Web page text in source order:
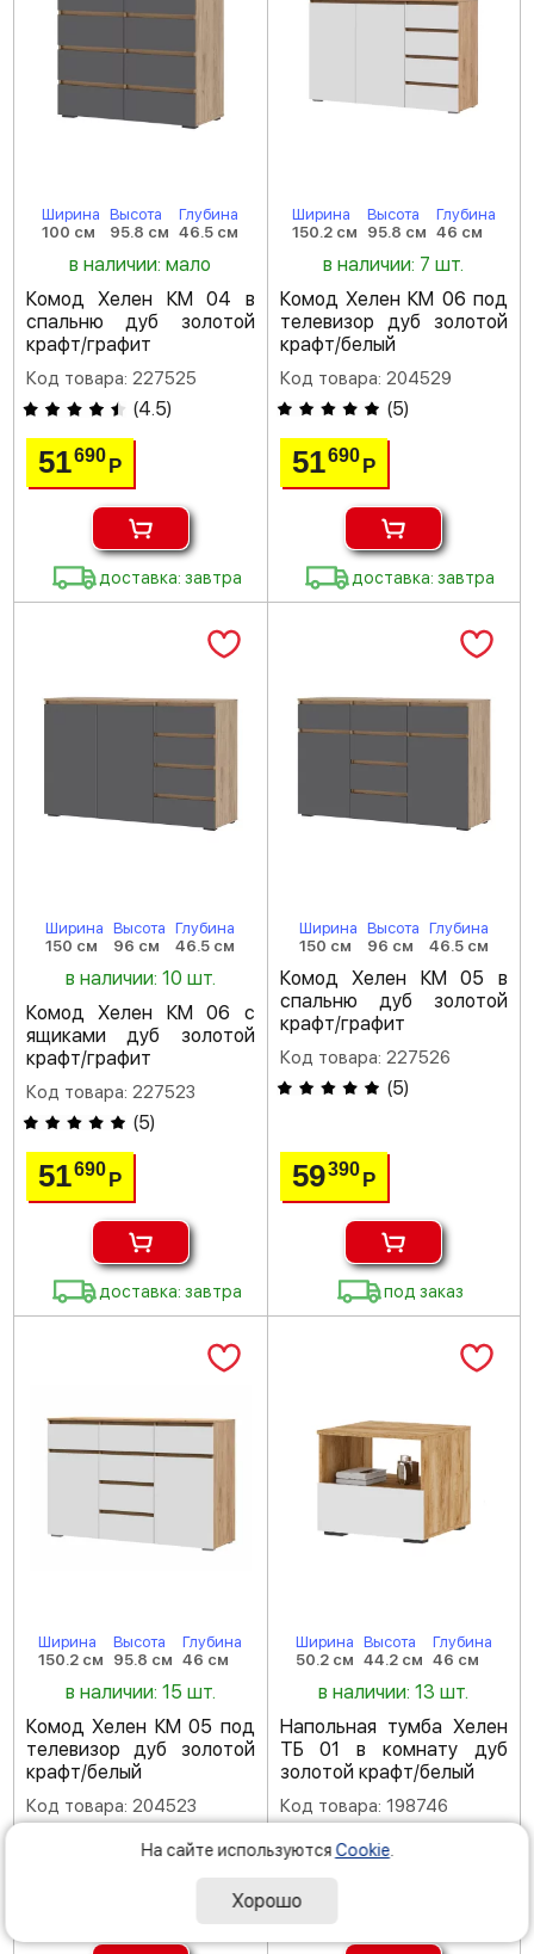
Ширина
100 см
Высота
95.8 см
Глубина
46.5 см
в наличии: мало
Комод Хелен КМ 04 в
спальню дуб золотой
крафт/графит
Код товара: 227525
(4.5)
51690Р
доставка: завтра
Ширина
150.2 см
Высота
95.8 см
Глубина
46 см
в наличии: 7 шт.
Комод Хелен КМ 06 под
телевизор дуб золотой
крафт/белый
Код товара: 204529
(5)
51690 Р
доставка: завтра
Ширина
150 см
Высота
96 см
Глубина
46.5 см
в наличии: 10 шт.
Комод Хелен КМ 06 с
ящиками дуб золотой
крафт/графит
Код товара: 227523
(5)
51690Р
доставка: завтра
Ширина
150 см
Высота
96 см
Глубина
46.5 см
Комод Хелен КМ 05 в
спальню дуб золотой
крафт/графит
Код товара: 227526
(5)
59390 Р
под заказ
Ширина
150.2 см
Высота
95.8 см
Глубина
46 см
в наличии: 15 шт.
Комод Хелен КМ 05 под
телевизор дуб золотой
крафт/белый
Код товара: 204523
Ширина
50.2 см
Высота
44.2 см
Глубина
46 см
в наличии: 13 шт.
Напольная тумба Хелен
ТБ 01 в комнату дуб
золотой крафт/белый
Код товара: 198746
14
На сайте используются Cookie
Хорошо